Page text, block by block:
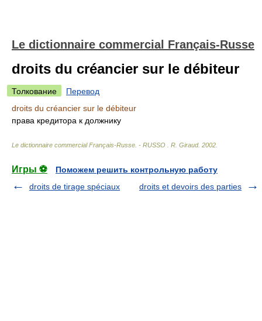
Le dictionnaire commercial Français-Russe
droits du créancier sur le débiteur
Толкование
Перевод
droits du créancier sur le débiteur
права кредитора к должнику
Le dictionnaire commercial Français-Russe. - RUSSO R. Giraud. 2002
Игры ⚽
Поможем решить контрольную работу
droits de tirage spéciaux
droits et devoirs des parties